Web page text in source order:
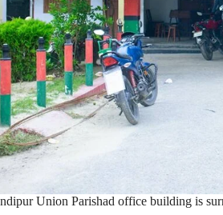
Union Parishad office building is